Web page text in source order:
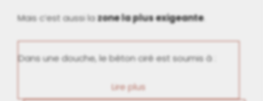
Mais c’est aussi lazone la plus exigeante.
Dans une douche, le béton ciré est soumis à :
Lire plus